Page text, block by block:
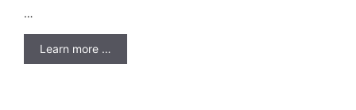
…
Learn more …